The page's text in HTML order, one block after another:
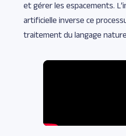
et gérer les espacements.
artificielle inverse ce
traitement du langage